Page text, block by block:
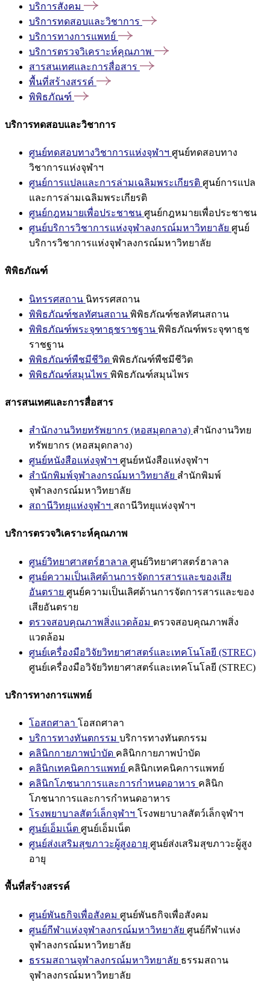
บริการสังคม
บริการทดสอบและวิชาการ
บริการทางการแพทย์
บริการตรวจวิเคราะห์คุณภาพ
สารสนเทศและการสื่อสาร
พื้นที่สร้างสรรค์
พิพิธภัณฑ์
บริการทดสอบและวิชาการ
ศูนย์ทดสอบทางวิชาการแห่งจุฬาฯ ศูนย์ทดสอบทาง
วิชาการแห่งจุฬาฯ
ศูนย์การแปลและการล่ามเฉลิมพระเกียรติ ศูนย์การแปล
และการล่ามเฉลิมพระเกียรติ
ศูนย์กฎหมายเพื่อประชาชน ศูนย์กฎหมายเพื่อประชาชน
ศูนย์บริการวิชาการแห่งจุฬาลงกรณ์มหาวิทยาลัย ศูนย์
บริการวิชาการแห่งจุฬาลงกรณ์มหาวิทยาลัย
พิพิธภัณฑ์
นิทรรศสถาน นิทรรศสถาน
พิพิธภัณฑ์ชลทัศนสถาน พิพิธภัณฑ์ชลทัศนสถาน
พิพิธภัณฑ์พระจุฑาธุชราชฐาน พิพิธภัณฑ์พระจุฑาธุช
ราชฐาน
พิพิธภัณฑ์พืชมีชีวิต พิพิธภัณฑ์พืชมีชีวิต
พิพิธภัณฑ์สมุนไพร พิพิธภัณฑ์สมุนไพร
สารสนเทศและการสื่อสาร
สำนักงานวิทยทรัพยากร (หอสมุดกลาง) สำนักงานวิทย
ทรัพยากร (หอสมุดกลาง)
ศูนย์หนังสือแห่งจุฬาฯ ศูนย์หนังสือแห่งจุฬาฯ
สำนักพิมพ์จุฬาลงกรณ์มหาวิทยาลัย สำนักพิมพ์
จุฬาลงกรณ์มหาวิทยาลัย
สถานีวิทยุแห่งจุฬาฯ สถานีวิทยุแห่งจุฬาฯ
บริการตรวจวิเคราะห์คุณภาพ
ศูนย์วิทยาศาสตร์ฮาลาล ศูนย์วิทยาศาสตร์ฮาลาล
ศูนย์ความเป็นเลิศด้านการจัดการสารและของเสีย
อันตราย ศูนย์ความเป็นเลิศด้านการจัดการสารและของ
เสียอันตราย
ตรวจสอบคุณภาพสิ่งแวดล้อม ตรวจสอบคุณภาพสิ่ง
แวดล้อม
ศูนย์เครื่องมือวิจัยวิทยาศาสตร์และเทคโนโลยี (STREC)
ศูนย์เครื่องมือวิจัยวิทยาศาสตร์และเทคโนโลยี (STREC)
บริการทางการแพทย์
โอสถศาลา โอสถศาลา
บริการทางทันตกรรม บริการทางทันตกรรม
คลินิกกายภาพบำบัด คลินิกกายภาพบำบัด
คลินิกเทคนิคการแพทย์ คลินิกเทคนิคการแพทย์
คลินิกโภชนาการและการกำหนดอาหาร คลินิก
โภชนาการและการกำหนดอาหาร
โรงพยาบาลสัตว์เล็กจุฬาฯ โรงพยาบาลสัตว์เล็กจุฬาฯ
ศูนย์เอ็มเน็ต ศูนย์เอ็มเน็ต
ศูนย์ส่งเสริมสุขภาวะผู้สูงอายุ ศูนย์ส่งเสริมสุขภาวะผู้สูง
อายุ
พื้นที่สร้างสรรค์
ศูนย์พันธกิจเพื่อสังคม ศูนย์พันธกิจเพื่อสังคม
ศูนย์กีฬาแห่งจุฬาลงกรณ์มหาวิทยาลัย ศูนย์กีฬาแห่ง
จุฬาลงกรณ์มหาวิทยาลัย
ธรรมสถานจุฬาลงกรณ์มหาวิทยาลัย ธรรมสถาน
จุฬาลงกรณ์มหาวิทยาลัย